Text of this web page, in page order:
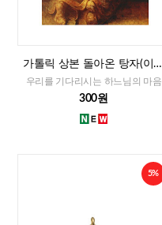
가톨릭 상본 돌아온 탕자(이태
리)
우리를 기다리시는 하느님의 마음
300원
5%